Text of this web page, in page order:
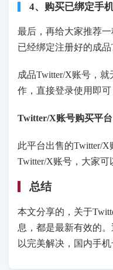
4、购买已绑定手
最后，再给大家推荐
已经绑定注册好的成品
成品Twitter/X账号，
作，直接登录使用即可
Twitter/X账号购买平台
此平台出售的Twitter/
Twitter/X账号，大家可
总结
本文分享的，关于
息，都是最新有效的
以完美解决，国内手机